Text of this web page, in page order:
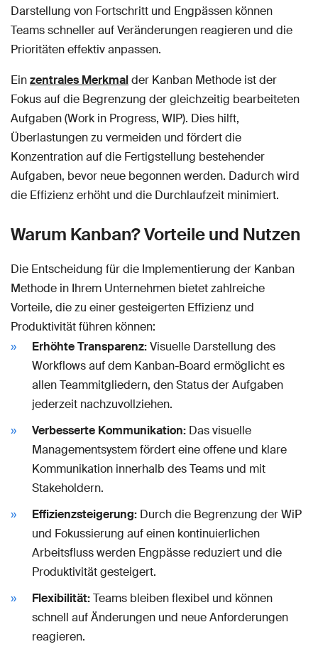
Darstellung von Fortschritt und Engpässen können
Teams schneller auf Veränderungen reagieren und die
Prioritäten effektiv anpassen.
Einzentrales Merkmalder Kanban Methode ist der
Fokus auf die Begrenzung der gleichzeitig bearbeiteten
Aufgaben (Work in Progress, WIP). Dies hilft,
Überlastungen zu vermeiden und fördert die
Konzentration auf die Fertigstellung bestehender
Aufgaben, bevor neue begonnen werden. Dadurch wird
die Effizienz erhöht und die Durchlaufzeit minimiert.
Warum Kanban? Vorteile und Nutzen
Die Entscheidung für die Implementierung der Kanban
Methode in Ihrem Unternehmen bietet zahlreiche
Vorteile, die zu einer gesteigerten Effizienz und
Produktivität führen können:
Erhöhte Transparenz:Visuelle Darstellung des
Workflows auf dem Kanban-Board ermöglicht es
allen Teammitgliedern, den Status der Aufgaben
jederzeit nachzuvollziehen.
Verbesserte Kommunikation: Das visuelle
Managementsystem fördert eine offene und klare
Kommunikation innerhalb des Teams und mit
Stakeholdern.
Effizienzsteigerung: Durch die Begrenzung der WiP
und Fokussierung auf einen kontinuierlichen
Arbeitsfluss werden Engpässe reduziert und die
Produktivität gesteigert.
Flexibilität:Teams bleiben flexibel und können
schnell auf Änderungen und neue Anforderungen
reagieren.